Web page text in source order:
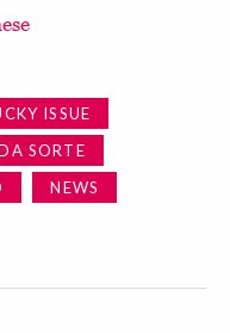
ISSUE
SORTE
NEWS